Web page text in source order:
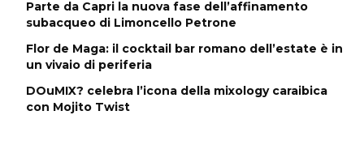
Parte da Capri la nuova fase dell’affinamento
subacqueo di Limoncello Petrone
Flor de Maga: il cocktail bar romano dell’estate è in
un vivaio di periferia
DOuMIX? celebra l’icona della mixology caraibica
con Mojito Twist